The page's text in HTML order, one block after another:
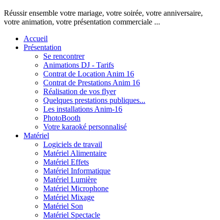
Réussir ensemble votre mariage, votre soirée, votre anniversaire,
votre animation, votre présentation commerciale ...
Accueil
Présentation
Se rencontrer
Animations DJ - Tarifs
Contrat de Location Anim 16
Contrat de Prestations Anim 16
Réalisation de vos flyer
Quelques prestations publiques...
Les installations Anim-16
PhotoBooth
Votre karaoké personnalisé
Matériel
Logiciels de travail
Matériel Alimentaire
Matériel Effets
Matériel Informatique
Matériel Lumière
Matériel Microphone
Matériel Mixage
Matériel Son
Matériel Spectacle